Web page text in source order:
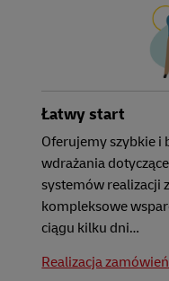
Łatwy start
Oferujemy szybkie i
wdrażania
systemów realizacji
kompleksowe
ciągu kilku dni…
Realizacja